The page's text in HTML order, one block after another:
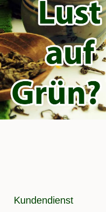
Kundendienst